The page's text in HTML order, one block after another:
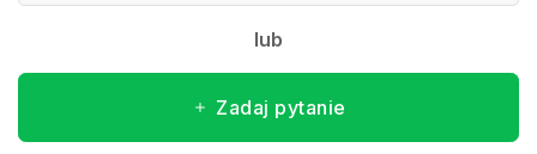
lub
Zadaj pytanie